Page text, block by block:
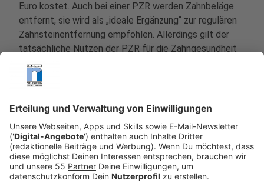
Euro kostet. Auch bei einer PZR werden Zahnbeläge
entfernt, sie wird als „ideale Ergänzung“ zur regulären
Zahnsteinentfernung empfohlen. Allerdings gilt der
tatsächliche Nutzen der PZR für die Zahngesundheit
wissenschaftlich als nicht ausreichend belegt, vor
allem nicht für Menschen mit guter Mundgesundheit.
professionellen Zahnreinigung an, dies sollte man
Anzeige